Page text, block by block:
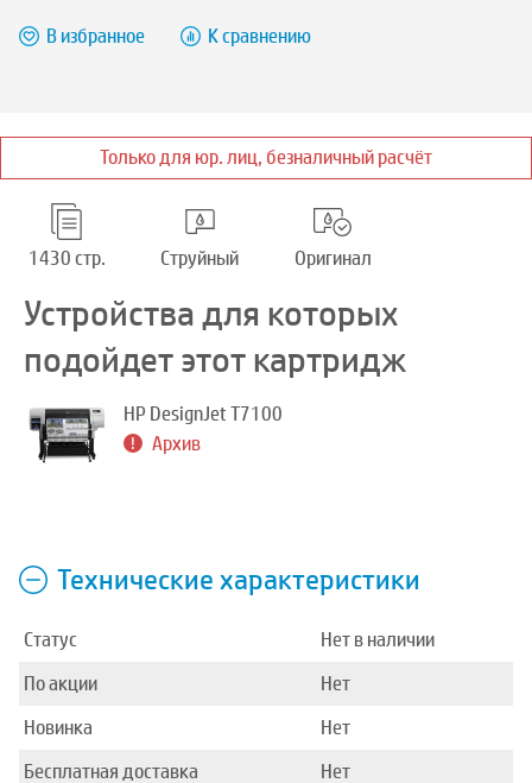
В избранное К сравнению
Только для юр. лиц, безналичный расчёт
1430 стр. Струйный Оригинал
Устройства для которых
подойдет этот картридж
HP DesignJet T7100
Архив
Технические характеристики
Статус
Нет в наличии
По акции
Нет
Новинка
Нет
Бесплатная доставка
Нет